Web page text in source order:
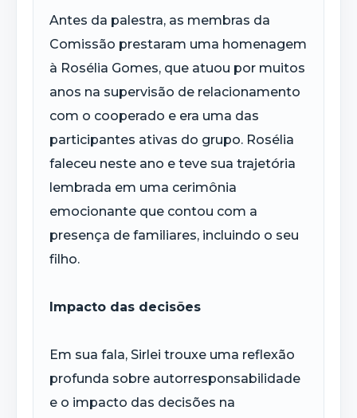
Antes da palestra, as membras da
Comissão prestaram uma homenagem
à Rosélia Gomes, que atuou por muitos
anos na supervisão de relacionamento
com o cooperado e era uma das
participantes ativas do grupo. Rosélia
faleceu neste ano e teve sua trajetória
lembrada em uma cerimônia
emocionante que contou com a
presença de familiares, incluindo o seu
filho.
Impacto das decisões
Em sua fala, Sirlei trouxe uma reflexão
profunda sobre autorresponsabilidade
e o impacto das decisões na